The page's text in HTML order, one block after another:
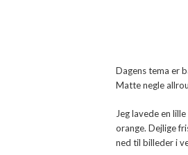
Dagens tema er
Matte negle
Jeg lavede en
orange. Dejlige
ned til billeder i